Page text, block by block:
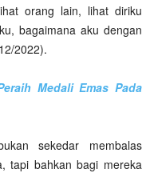
orang lain, lihat diriku
bagaimana aku dengan
2022).
Medali Emas Pada
sekedar membalas
tapi bahkan bagi mereka